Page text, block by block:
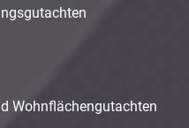
Wohnflächengutachten